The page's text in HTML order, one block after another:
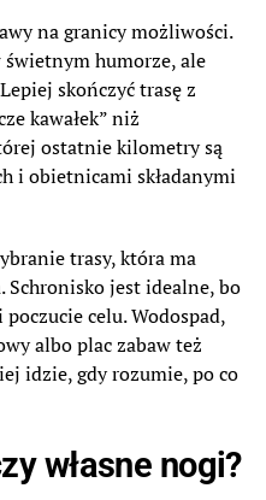
na granicy możliwości.
świetnym humorze, ale
skończyć trasę z
kawałek” niż
ostatnie kilometry są
i obietnicami składanymi
trasy, która ma
jest idealne, bo
celu. Wodospad,
albo plac zabaw też
idzie, gdy rozumie, po co
własne nogi?